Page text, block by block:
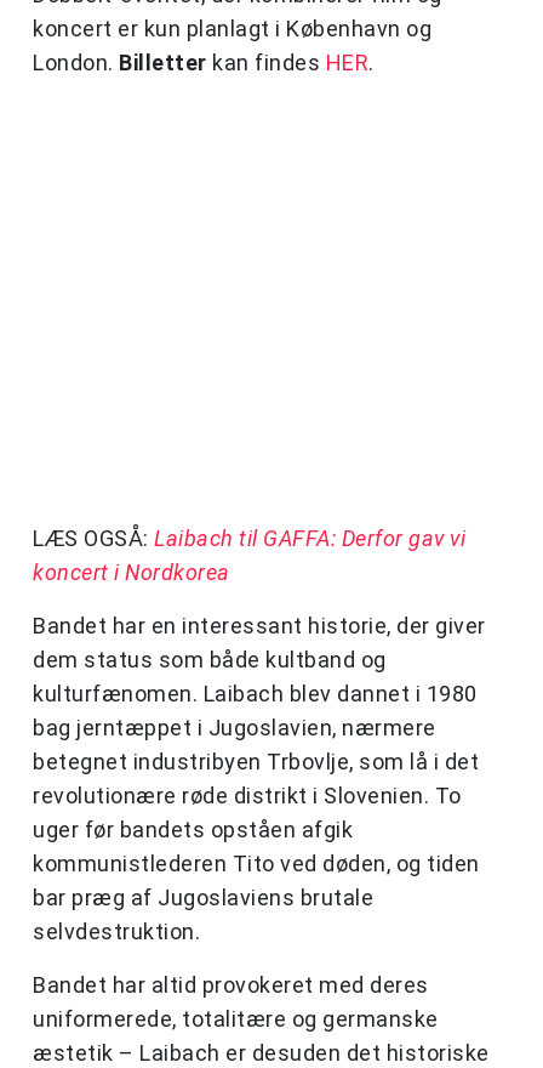
koncert er kun planlagt i København og
London. Billetter kan findes HER.
LÆS OGSÅ: Laibach til GAFFA: Derfor gav vi
koncert i Nordkorea
Bandet har en interessant historie, der giver
dem status som både kultband og
kulturfænomen. Laibach blev dannet i 1980
bag jerntæppet i Jugoslavien, nærmere
betegnet industribyen Trbovlje, som lå i det
revolutionære røde distrikt i Slovenien. To
uger før bandets opståen afgik
kommunistlederen Tito ved døden, og tiden
bar præg af Jugoslaviens brutale
selvdestruktion.
Bandet har altid provokeret med deres
uniformerede, totalitære og germanske
æstetik – Laibach er desuden det historiske